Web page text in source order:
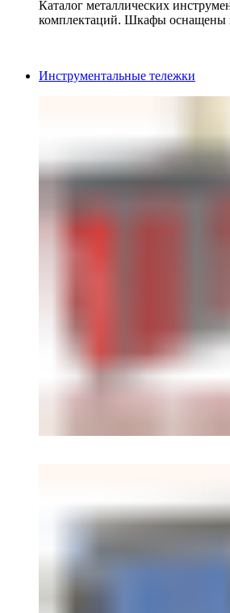
Каталог металлических
комплектаций. Шкафы
Инструментальные тележки